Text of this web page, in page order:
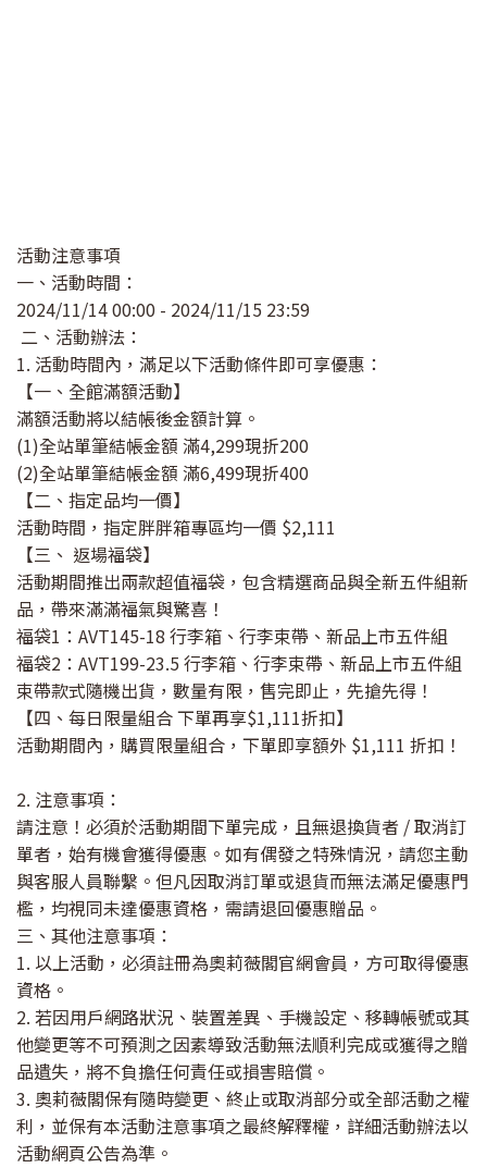
活動注意事項
一、活動時間：
2024/11/14 00:00 - 2024/11/15 23:59
二、活動辦法：
1. 活動時間內，滿足以下活動條件即可享優惠：
【一、全館滿額活動】
滿額活動將以結帳後金額計算。
(1)全站單筆結帳金額 滿4,299現折200
(2)全站單筆結帳金額 滿6,499現折400
【二、指定品均一價】
活動時間，指定胖胖箱專區均一價 $2,111
【三、 返場福袋】
活動期間推出兩款超值福袋，包含精選商品與全新五件組新
品，帶來滿滿福氣與驚喜！
福袋1：AVT145-18 行李箱、行李束帶、新品上市五件組
福袋2：AVT199-23.5 行李箱、行李束帶、新品上市五件組
束帶款式隨機出貨，數量有限，售完即止，先搶先得！
【四、每日限量組合 下單再享$1,111折扣】
活動期間內，購買限量組合，下單即享額外 $1,111 折扣！
2. 注意事項：
請注意！必須於活動期間下單完成，且無退換貨者 / 取消訂
單者，始有機會獲得優惠。如有偶發之特殊情況，請您主動
與客服人員聯繫。但凡因取消訂單或退貨而無法滿足優惠門
檻，均視同未達優惠資格，需請退回優惠贈品。
三、其他注意事項：
1. 以上活動，必須註冊為奧莉薇閣官網會員，方可取得優惠
資格。
2. 若因用戶網路狀況、裝置差異、手機設定、移轉帳號或其
他變更等不可預測之因素導致活動無法順利完成或獲得之贈
品遺失，將不負擔任何責任或損害賠償。
3. 奧莉薇閣保有隨時變更、終止或取消部分或全部活動之權
利，並保有本活動注意事項之最終解釋權，詳細活動辦法以
活動網頁公告為準。